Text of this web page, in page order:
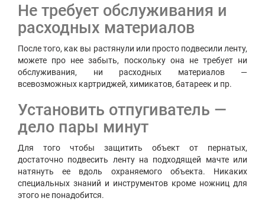
Не требует обслуживания и
расходных материалов
После того, как вы растянули или просто подвесили ленту,
можете про нее забыть, поскольку она не требует ни
обслуживания, ни расходных материалов —
всевозможных картриджей, химикатов, батареек и пр.
Установить отпугиватель —
дело пары минут
Для того чтобы защитить объект от пернатых,
достаточно подвесить ленту на подходящей мачте или
натянуть ее вдоль охраняемого объекта. Никаких
специальных знаний и инструментов кроме ножниц для
этого не понадобится.